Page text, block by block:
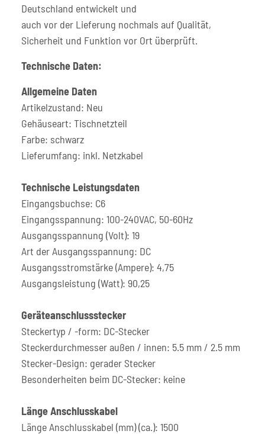
Deutschland entwickelt und
auch vor der Lieferung nochmals auf Qualität,
Sicherheit und Funktion vor Ort überprüft.
Technische Daten:
Allgemeine Daten
Artikelzustand: Neu
Gehäuseart: Tischnetzteil
Farbe: schwarz
Lieferumfang: inkl. Netzkabel
Technische Leistungsdaten
Eingangsbuchse: C6
Eingangsspannung: 100-240VAC, 50-60Hz
Ausgangsspannung (Volt): 19
Art der Ausgangsspannung: DC
Ausgangsstromstärke (Ampere): 4,75
Ausgangsleistung (Watt): 90,25
Geräteanschlussstecker
Steckertyp / -form: DC-Stecker
Steckerdurchmesser außen / innen: 5.5 mm / 2.5 mm
Stecker-Design: gerader Stecker
Besonderheiten beim DC-Stecker: keine
Länge Anschlusskabel
Länge Anschlusskabel (mm) (ca.): 1500